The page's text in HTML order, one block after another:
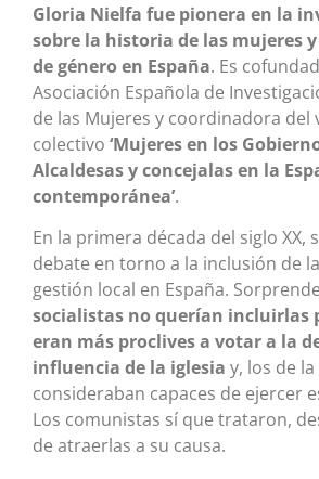
Gloria Nielfa fue pionera en la
sobre la historia de las mujeres
de género en España. Es
Asociación Española de
de las Mujeres y coordinadora del
colectivo ‘Mujeres en los
Alcaldesas y concejalas en la
contemporánea’.
En la primera década del siglo XX,
debate en torno a la inclusión de
gestión local en España.
socialistas no querían incluirlas
eran más proclives a votar a la
influencia de la iglesia y, los de
consideraban capaces de ejercer
Los comunistas sí que trataron,
de atraerlas a su causa.